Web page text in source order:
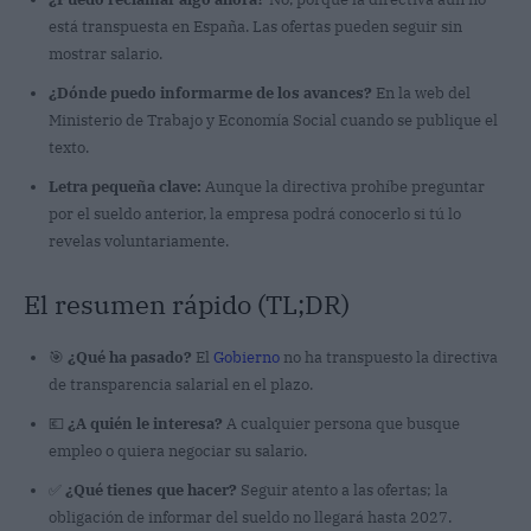
está transpuesta en España. Las ofertas pueden seguir sin
mostrar salario.
¿Dónde puedo informarme de los avances? En la web del
Ministerio de Trabajo y Economía Social cuando se publique el
texto.
Letra pequeña clave: Aunque la directiva prohíbe preguntar
por el sueldo anterior, la empresa podrá conocerlo si tú lo
revelas voluntariamente.
El resumen rápido (TL;DR)
🎯 ¿Qué ha pasado? El Gobierno no ha transpuesto la directiva
de transparencia salarial en el plazo.
💶 ¿A quién le interesa? A cualquier persona que busque
empleo o quiera negociar su salario.
¿Qué tienes que hacer? Seguir atento a las ofertas; la
obligación de informar del sueldo no llegará hasta 2027.